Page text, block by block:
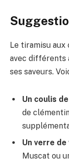
Le tiramisu
avec différents
ses saveurs.
Un coulis
de
Un verre de
Muscat ou